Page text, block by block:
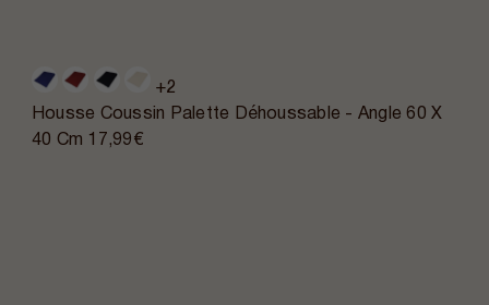
+2
Housse Coussin Palette Déhoussable - Angle 60 X
40 Cm 17,99€